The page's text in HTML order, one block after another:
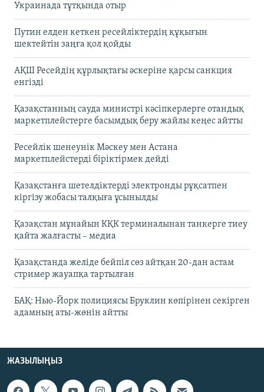
Украинада тұтқында отыр
Путин елден кеткен ресейліктердің құқығын
шектейтін заңға қол қойды
АҚШ Ресейдің құрлықтағы әскеріне қарсы санкция
енгізді
Қазақстанның сауда министрі кәсіпкерлерге отандық
маркетплейстерге басымдық беру жайлы кеңес айтты
Ресейлік шенеунік Мәскеу мен Астана
маркетплейстерді біріктірмек дейді
Қазақстанға шетелдіктерді электронды рұқсатпен
кіргізу жобасы талқыға ұсынылды
Қазақстан мұнайын КҚК терминалынан танкерге тиеу
қайта жалғасты – медиа
Қазақстанда желіде бейпіл сөз айтқан 20-дан астам
стример жауапқа тартылған
БАҚ: Нью-Йорк полициясы Бруклин көпірінен секірген
адамның аты-жөнін айтты
ЖАЗЫЛЫҢЫЗ